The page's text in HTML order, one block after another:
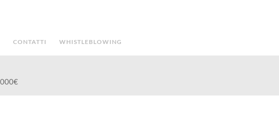
CONTATTI WHISTLEBLOWING